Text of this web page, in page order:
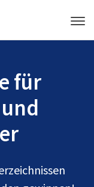
für